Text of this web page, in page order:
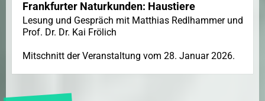
Frankfurter Naturkunden: Haustiere
Lesung und Gespräch mit Matthias Redlhammer und
Prof. Dr. Dr. Kai Frölich
Mitschnitt der Veranstaltung vom 28. Januar 2026.